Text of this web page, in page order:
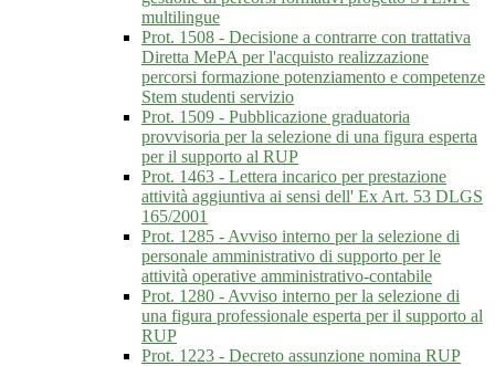
multilingue
Prot. 1508 - Decisione a contrarre con trattativa
Diretta MePA per l'acquisto realizzazione
percorsi formazione potenziamento e competenze
Stem studenti servizio
Prot. 1509 - Pubblicazione graduatoria
provvisoria per la selezione di una figura esperta
per il supporto al RUP
Prot. 1463 - Lettera incarico per prestazione
attività aggiuntiva ai sensi dell' Ex Art. 53 DLGS
165/2001
Prot. 1285 - Avviso interno per la selezione di
personale amministrativo di supporto per le
attività operative amministrativo-contabile
Prot. 1280 - Avviso interno per la selezione di
una figura professionale esperta per il supporto al
RUP
Prot. 1223 - Decreto assunzione nomina RUP